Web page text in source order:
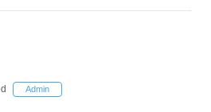
Admin